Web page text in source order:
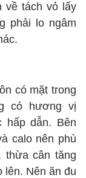
về tách vỏ lấy
phải lo ngâm
có mặt trong
có hương vị
hấp dẫn. Bên
calo nên phù
thừa cân tăng
lên. Nên ăn đu